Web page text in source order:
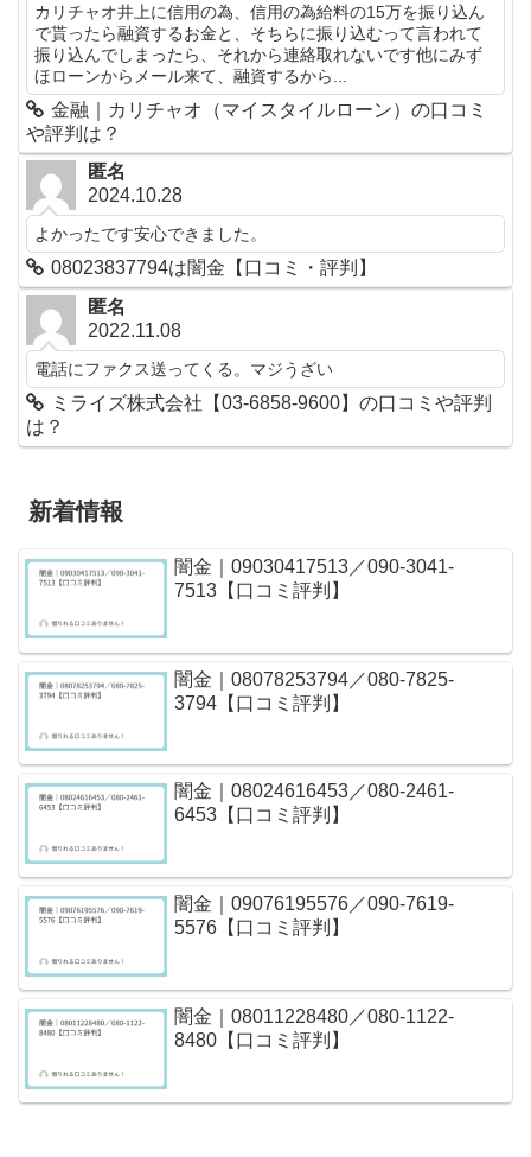
カリチャオ井上に信用の為、信用の為給料の15万を振り込ん
で貰ったら融資するお金と、そちらに振り込むって言われて
振り込んでしまったら、それから連絡取れないです他にみず
ほローンからメール来て、融資するから...
金融｜カリチャオ（マイスタイルローン）の口コミ
や評判は？
匿名
2024.10.28
よかったです安心できました。
08023837794は闇金【口コミ・評判】
匿名
2022.11.08
電話にファクス送ってくる。マジうざい
ミライズ株式会社【03-6858-9600】の口コミや評判
は？
新着情報
闇金｜09030417513／090-3041-
7513【口コミ評判】
闇金｜08078253794／080-7825-
3794【口コミ評判】
闇金｜08024616453／080-2461-
6453【口コミ評判】
闇金｜09076195576／090-7619-
5576【口コミ評判】
闇金｜08011228480／080-1122-
8480【口コミ評判】